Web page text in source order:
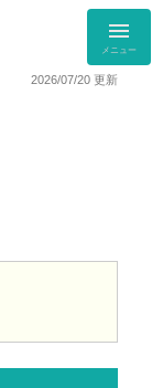
メニュー
2026/07/20 更新